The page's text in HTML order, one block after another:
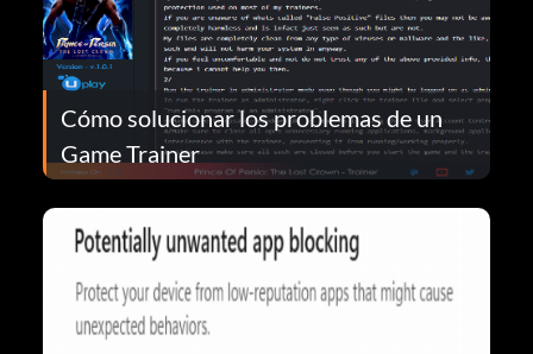
Cómo solucionar los problemas de un
Game Trainer